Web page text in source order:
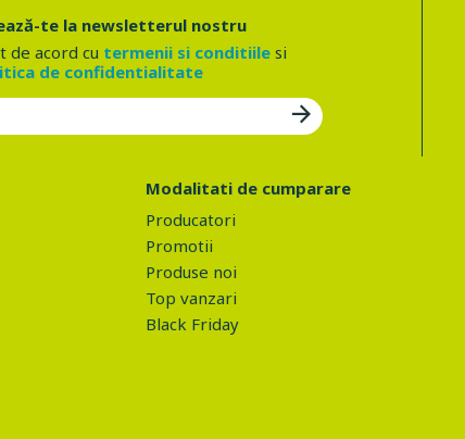
te la newsletterul nostru
de acord cu termenii si conditiilesi
de confidentialitate
Modalitati de cumparare
Producatori
Promotii
Produse noi
Top vanzari
Black Friday